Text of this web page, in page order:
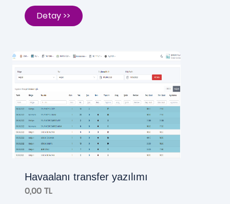
Detay >>
Havaalanı transfer yazılımı
0,00 TL